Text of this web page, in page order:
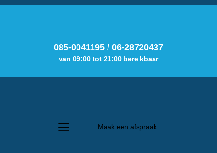
085-0041195 / 06-28720437
van 09:00 tot 21:00 bereikbaar
Maak een afspraak